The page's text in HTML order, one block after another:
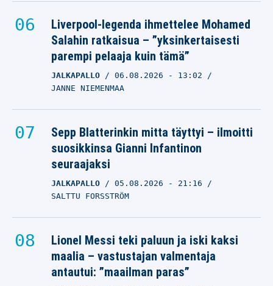
Liverpool-legenda ihmettelee Mohamed
Salahin ratkaisua – ”yksinkertaisesti
parempi pelaaja kuin tämä”
JALKAPALLO 06.08.2026 - 13:02
JANNE NIEMENMAA
Sepp Blatterinkin mitta täyttyi – ilmoitti
suosikkinsa Gianni Infantinon
seuraajaksi
JALKAPALLO 05.08.2026 - 21:16
SALTTU FORSSTRÖM
Lionel Messi teki paluun ja iski kaksi
maalia – vastustajan valmentaja
antautui: ”maailman paras”